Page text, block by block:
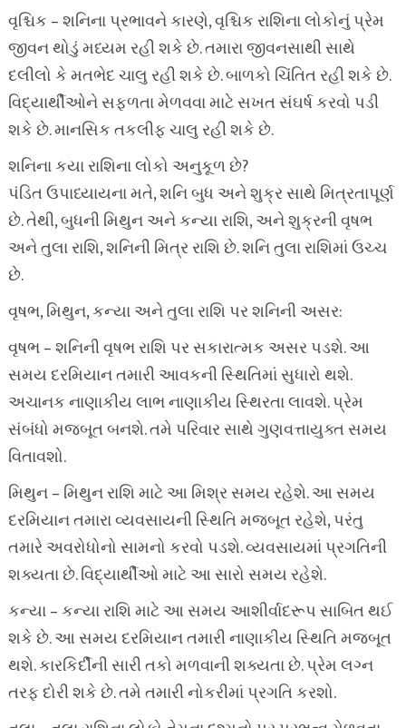
વૃશ્ચિક – શનિના પ્રભાવને કારણે, વૃશ્ચિક રાશિના લોકોનું પ્રેમ
જીવન થોડું મધ્યમ રહી શકે છે. તમારા જીવનસાથી સાથે
દલીલો કે મતભેદ ચાલુ રહી શકે છે. બાળકો ચિંતિત રહી શકે છે.
વિદ્યાર્થીઓને સફળતા મેળવવા માટે સખત સંઘર્ષ કરવો પડી
શકે છે. માનસિક તકલીફ ચાલુ રહી શકે છે.
શનિના કયા રાશિના લોકો અનુકૂળ છે?
પંડિત ઉપાધ્યાયના મતે, શનિ બુધ અને શુક્ર સાથે મિત્રતાપૂર્ણ
છે. તેથી, બુધની મિથુન અને કન્યા રાશિ, અને શુક્રની વૃષભ
અને તુલા રાશિ, શનિની મિત્ર રાશિ છે. શનિ તુલા રાશિમાં ઉચ્ચ
છે.
વૃષભ, મિથુન, કન્યા અને તુલા રાશિ પર શનિની અસર:
વૃષભ – શનિની વૃષભ રાશિ પર સકારાત્મક અસર પડશે. આ
સમય દરમિયાન તમારી આવકની સ્થિતિમાં સુધારો થશે.
અચાનક નાણાકીય લાભ નાણાકીય સ્થિરતા લાવશે. પ્રેમ
સંબંધો મજબૂત બનશે. તમે પરિવાર સાથે ગુણવત્તાયુક્ત સમય
વિતાવશો.
મિથુન – મિથુન રાશિ માટે આ મિશ્ર સમય રહેશે. આ સમય
દરમિયાન તમારા વ્યવસાયની સ્થિતિ મજબૂત રહેશે, પરંતુ
તમારે અવરોધોનો સામનો કરવો પડશે. વ્યવસાયમાં પ્રગતિની
શક્યતા છે. વિદ્યાર્થીઓ માટે આ સારો સમય રહેશે.
કન્યા – કન્યા રાશિ માટે આ સમય આશીર્વાદરૂપ સાબિત થઈ
શકે છે. આ સમય દરમિયાન તમારી નાણાકીય સ્થિતિ મજબૂત
થશે. કારકિર્દીની સારી તકો મળવાની શક્યતા છે. પ્રેમ લગ્ન
તરફ દોરી શકે છે. તમે તમારી નોકરીમાં પ્રગતિ કરશો.